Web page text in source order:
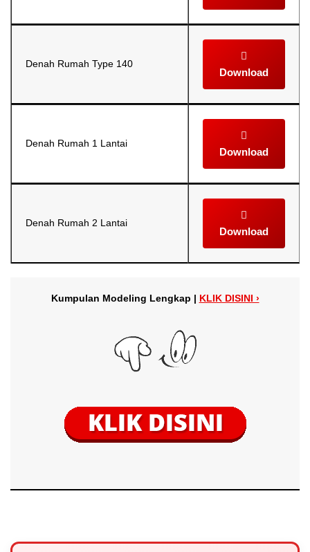
Denah Rumah Type 140
Download
Denah Rumah 1 Lantai
Download
Denah Rumah 2 Lantai
Download
Kumpulan Modeling Lengkap | KLIK DISINI ›